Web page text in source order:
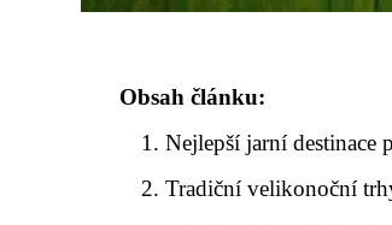
Obsah článku:
Nejlepší jarní
Tradiční velikonoční